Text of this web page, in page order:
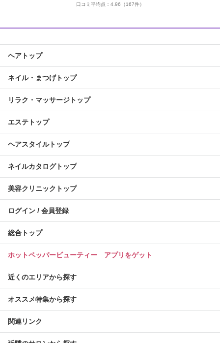
口コミ平均点： 4.96 （167件）
ヘアトップ
ネイル・まつげトップ
リラク・マッサージトップ
エステトップ
ヘアスタイルトップ
ネイルカタログトップ
美容クリニックトップ
ログイン / 会員登録
総合トップ
ホットペッパービューティー アプリをゲット
近くのエリアから探す
オススメ特集から探す
関連リンク